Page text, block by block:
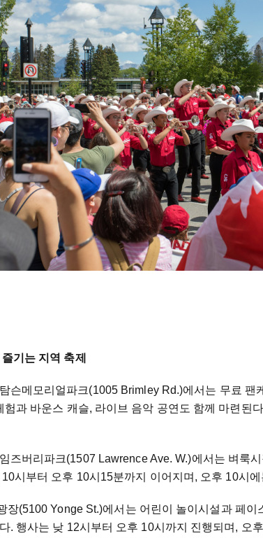
기는 지역 축제
슨메모리얼파크(1005 Brimley Rd.)에서는 무료 팬
험과 바운스 캐슬, 라이브 음악 공연도 함께 마련된
즈버리파크(1507 Lawrence Ave. W.)에서는 벼룩
시부터 오후 10시15분까지 이어지며, 오후 10시
장(5100 Yonge St.)에서는 어린이 놀이시설과 페이
. 행사는 낮 12시부터 오후 10시까지 진행되며, 오